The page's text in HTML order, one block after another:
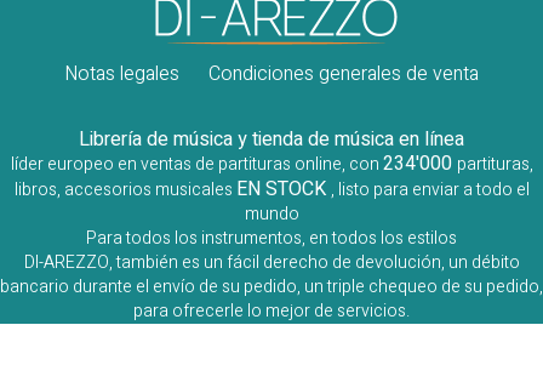
Notas legales Condiciones generales de venta
Librería de música y tienda de música en línea
líder europeo en ventas de partituras online, con234'000 partituras,
libros, accesorios musicales EN STOCK , listo para enviar a todo el
mundo
Para todos los instrumentos, en todos los estilos
DI-AREZZO, también es un fácil derecho de devolución, un débito
bancario durante el envío de su pedido, un triple chequeo de su pedido,
para ofrecerle lo mejor de servicios.